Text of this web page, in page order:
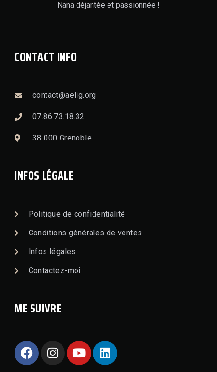
Nana déjantée et passionnée !
CONTACT INFO
contact@aelig.org
07.86.73.18.32
38 000 Grenoble
INFOS LÉGALE
Politique de confidentialité
Conditions générales de ventes
Infos légales
Contactez-moi
ME SUIVRE